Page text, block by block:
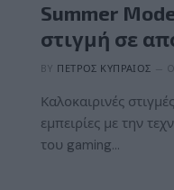
Summer
στιγμή σε
BY ΠΈΤΡΟΣ ΚΥΠΡΑΊΟΣ
Καλοκαιρινές
εμπειρίες με την
του gaming…